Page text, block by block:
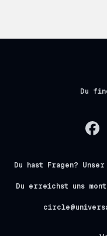
Du
Du hast Fragen?
Du erreichst uns